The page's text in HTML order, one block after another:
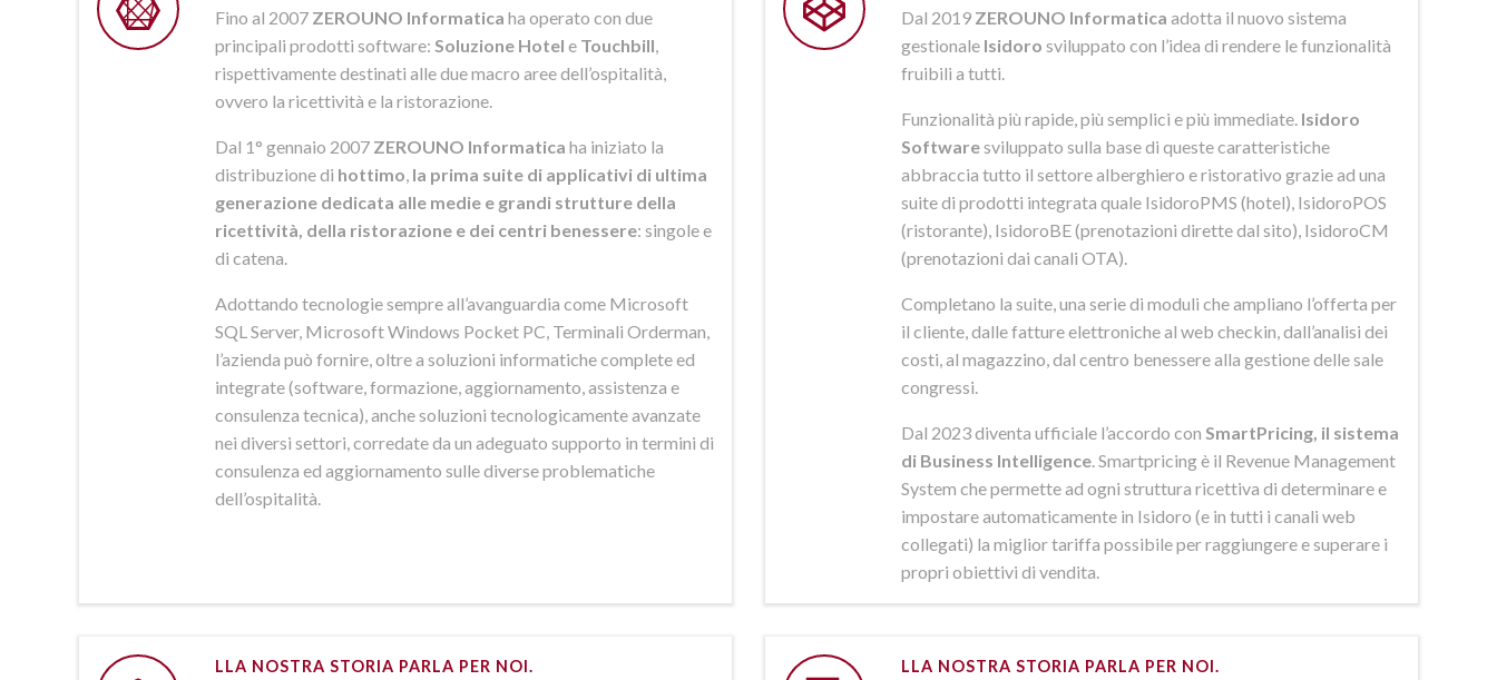
Fino al 2007 ZEROUNO Informatica ha operato con due
principali prodotti software: Soluzione Hotel e Touchbill
rispettivamente destinati alle due macro aree dell’ospitalità,
ovvero la ricettività e la ristorazione.
Dal 1° gennaio 2007 ZEROUNO Informatica ha iniziato la
distribuzione di hottimo la prima suite di applicativi di ultima
generazione dedicata alle medie e grandi strutture della
ricettività, della ristorazione e dei centri benessere: singole e
di catena.
Adottando tecnologie sempre all’avanguardia come Microsoft
SQL Server, Microsoft Windows Pocket PC, Terminali Orderman,
l’azienda può fornire, oltre a soluzioni informatiche complete ed
integrate (software, formazione, aggiornamento, assistenza e
consulenza tecnica), anche soluzioni tecnologicamente avanzate
nei diversi settori, corredate da un adeguato supporto in termini di
consulenza ed aggiornamento sulle diverse problematiche
dell’ospitalità.
Dal 2019 ZEROUNO Informatica adotta il nuovo sistema
gestionale Isidoro sviluppato con l’idea di rendere le funzionalità
fruibili a tutti.
Funzionalità più rapide, più semplici e più immediate. Isidoro
Softwaresviluppato sulla base di queste caratteristiche
abbraccia tutto il settore alberghiero e ristorativo grazie ad una
suite di prodotti integrata quale IsidoroPMS (hotel), IsidoroPOS
(ristorante), IsidoroBE (prenotazioni dirette dal sito), IsidoroCM
(prenotazioni dai canali OTA).
Completano la suite, una serie di moduli che ampliano l’offerta per
il cliente, dalle fatture elettroniche al web checkin, dall’analisi dei
costi, al magazzino, dal centro benessere alla gestione delle sale
congressi.
Dal 2023 diventa ufficiale l’accordo con SmartPricing, il sistema
di Business Intelligence . Smartpricing è il Revenue Management
System che permette ad ogni struttura ricettiva di determinare e
impostare automaticamente in Isidoro (e in tutti i canali web
collegati) la miglior tariffa possibile per raggiungere e superare i
propri obiettivi di vendita.
LLA NOSTRA STORIA PARLA PER NOI. LLA NOSTRA STORIA PARLA PER NOI.